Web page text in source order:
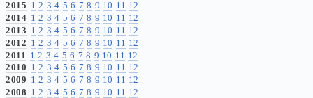
2015 1 2 3 4 5 6 7 8 9 10 11 12
2014 1 2 3 4 5 6 7 8 9 10 11 12
2013 1 2 3 4 5 6 7 8 9 10 11 12
2012 1 2 3 4 5 6 7 8 9 10 11 12
2011
1 2 3 4 5 6 7 8 9 10 11 12
2010 1 2 3 4 5 6 7 8 9 10 11 12
2009 1 2 3 4 5 6 7 8 9 10 11 12
2008 1 2 3 4 5 6 7 8 9 10 11 12